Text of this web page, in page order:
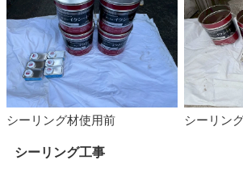
シーリング材使用前 シーリン
シーリング工事